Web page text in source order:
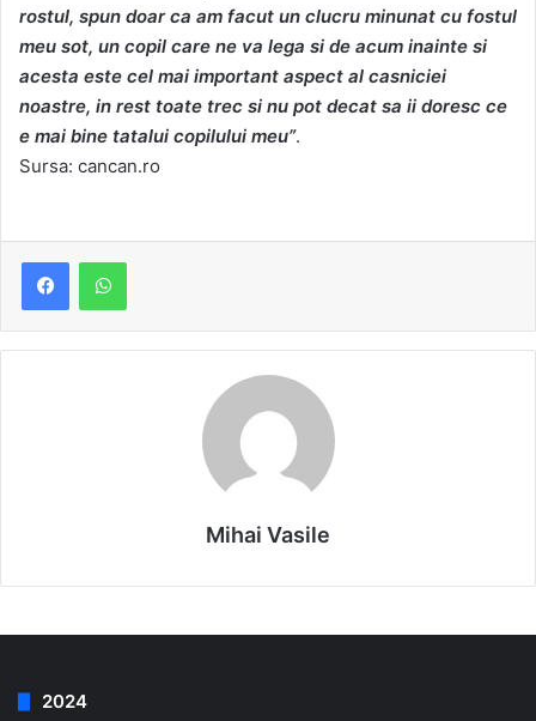
rostul, spun doar ca am facut un clucru minunat cu fostul
meu sot, un copil care ne va lega si de acum inainte si
acesta este cel mai important aspect al casniciei
noastre, in rest toate trec si nu pot decat sa ii doresc ce
e mai bine tatalui copilului meu”.
Sursa: cancan.ro
Mihai Vasile
2024